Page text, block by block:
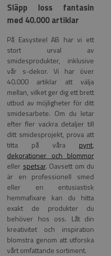
Släpp loss fantasin
med 40.000 artiklar
På Easysteel AB har vi ett
stort urval av
smidesprodukter, inklusive
vår s-dekor. Vi har över
40.000 artiklar att välja
mellan, vilket ger dig ett brett
utbud av möjligheter för ditt
smidesarbete. Om du letar
efter fler vackra detaljer till
ditt smidesprojekt, prova att
titta på våra pynt,
dekorationer och blommor
eller spetsar. Oavsett om du
är en professionell smed
eller en entusiastisk
hemmafixare kan du hitta
exakt de produkter du
behöver hos oss. Låt din
kreativitet och inspiration
blomstra genom att utforska
vårt omfattande sortiment.